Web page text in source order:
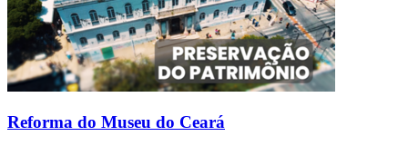
Reforma do Museu do Ceará